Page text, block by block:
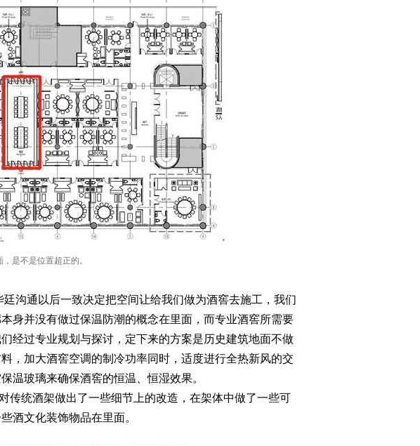
是不是位置超正的。
沟通以后一致决定把空间让给我们做为酒窖去施工，我们
身并没有做过保温防潮的概念在里面，而专业酒窖所需要
经过专业规划与探讨，定下来的方案是历史建筑地面不做
，加大酒窖空调的制冷功率同时，适度进行全热新风的交
温玻璃来确保酒窖的恒温、恒湿效果。
传统酒架做出了一些细节上的改造，在架体中做了一些可
酒文化装饰物品在里面。